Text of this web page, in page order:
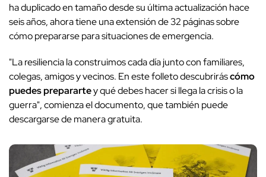
ha duplicado en tamaño desde su última actualización hace
seis años, ahora tiene una extensión de 32 páginas sobre
cómo prepararse para situaciones de emergencia.
"La resiliencia la construimos cada día junto con familiares,
colegas, amigos y vecinos. En este folleto descubriráscómo
puedes preparartey qué debes hacer si llega la crisis o la
guerra", comienza el documento, que también puede
descargarse de manera gratuita.